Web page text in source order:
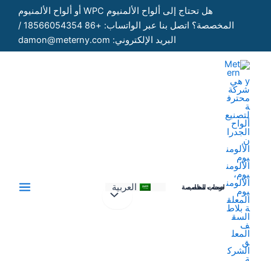
هل تحتاج إلى ألواح الألمنيوم WPC أو ألواح الألمنيوم
المخصصة؟ اتصل بنا عبر الواتساب: +86 18566054354 /
البريد الإلكتروني: damon@meterny.com
لوحات مخصصة حسب الطلب العربية